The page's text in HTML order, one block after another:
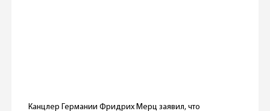
Канцлер Германии Фридрих Мерц заявил, что